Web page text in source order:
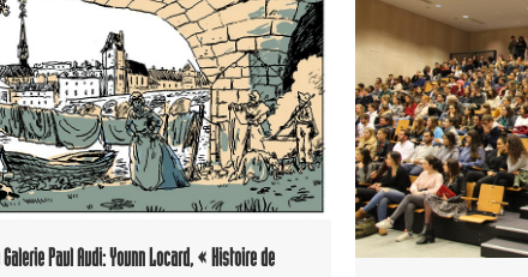
Paul Audi: Younn Locard, « Histoire de